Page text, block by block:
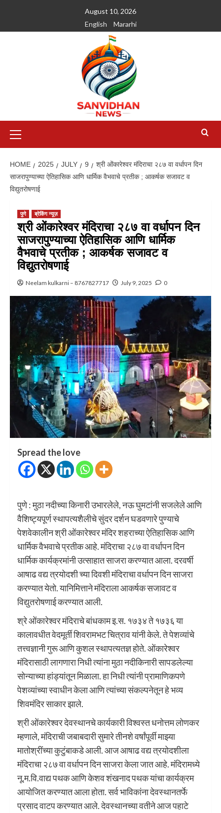
August 10, 2026
English
Mararhi
HOME 2025 JULY 9
श्री ओंकारेश्वर मंदिराचा २८७ वा वर्धापन दिन
साजरापुण्याच्या ऐतिहासिक आणि धार्मिक वैभवाचे प्रतीक ; आकर्षक सजावट व
विद्युतरोषणाई
पुणे ब्रेकिंग न्यूज़
श्री ओंकारेश्वर मंदिराचा २८७ वा वर्धापन दिन
साजरापुण्याच्या ऐतिहासिक आणि धार्मिक
वैभवाचे प्रतीक ; आकर्षक सजावट व
विद्युतरोषणाई
Neelam kulkarni – 8767827717 July 9, 2025 0
Spread the love
पुणे : मुठा नदीच्या किनारी उभारलेले, नऊ घुमटांनी सजलेले आणि
वैशिष्ट्यपूर्ण स्थापत्यशैलीचे सुंदर दर्शन घडवणारे पुण्याचे
पेशवेकालीन श्री ओंकारेश्वर मंदिर शहराच्या ऐतिहासिक आणि
धार्मिक वैभवाचे प्रतीक आहे. मंदिराचा २८७ वा वर्धापन दिन
धार्मिक कार्यक्रमांनी उत्साहात साजरा करण्यात आला. दरवर्षी
आषाढ वद्य त्रयोदशी च्या दिवशी मंदिराचा वर्धापन दिन साजरा
करण्यात येतो. यानिमित्ताने मंदिराला आकर्षक सजावट व
विद्युतरोषणाई करण्यात आली.
श्रे ओंकारेश्वर मंदिराचे बांधकाम इ.स. १७३४ ते १७३६ या
कालावधीत वेदमूर्ती शिवरामभट चित्राव यांनी केले. ते पेशव्यांचे
तत्त्वज्ञानी गुरू आणि कुशल स्थापत्यतज्ञ होते. ओंकारेश्वर
मंदिरासाठी लागणारा निधी त्यांना मुठा नदीकिनारी सापडलेल्या
सोन्याच्या हांड्यांतून मिळाला. हा निधी त्यांनी प्रामाणिकपणे
पेशव्यांच्या स्वाधीन केला आणि त्यांच्या संकल्पनेतून हे भव्य
शिवमंदिर साकार झाले.
श्री ओंकारेश्वर देवस्थानचे कार्यकारी विश्वस्त धनोत्तम लोणकर
म्हणाले, मंदिराची जबाबदारी सुमारे तीनशे वर्षांपूर्वी माझ्या
मातोश्रींच्या कुटुंबाकडे आली. आज आषाढ वद्य त्रयोदशीला
मंदिराचा २८७ वा वर्धापन दिन साजरा केला जात आहे. मंदिरामध्ये
नू.म.वि.वाद्य पथक आणि केशव शंखनाद पथक यांचा कार्यक्रम
आयोजित करण्यात आला होता. सर्व भाविकांना देवस्थानतर्फे
प्रसाद वाटप करण्यात आले. देवस्थानच्या वतीने आज पहाटे